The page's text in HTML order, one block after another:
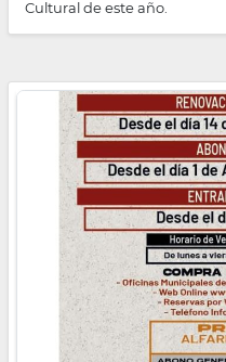
Cultural de este año.